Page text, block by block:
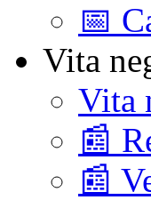
📅
Vita
Vita
📰
📰